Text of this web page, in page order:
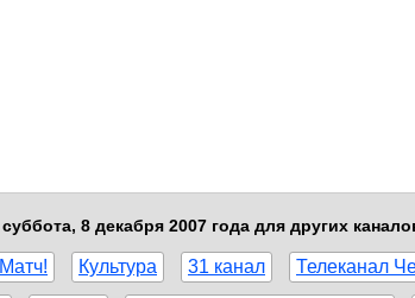
8 декабря 2007 года для других
Матч! Культура 31 канал Телеканал